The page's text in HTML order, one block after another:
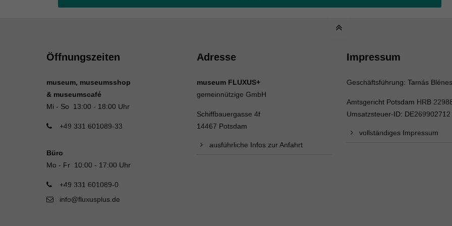
Öffnungszeiten
museum, museumsshop
& museumscafé
Mi - So 13:00 - 18:00 Uhr
+49 331 601089-33
Büro
Mo - Fr 10:00 - 17:00 Uhr
+49 331 601089-0
info@fluxusplus.de
Adresse
museum FLUXUS+
gemeinnützige GmbH
Schiffbauergasse 4f
14467 Potsdam
ausführliche Infos zur Anfahrt
Impressum
Geschäftsführung: Tamás
Amtsgericht Potsdam HRB
Umsatzsteuer-ID: DE269902712
vollständiges Impressum